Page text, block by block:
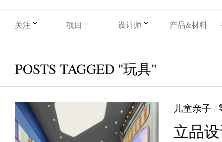
关注 项目 设计师 产品&材料
POSTS TAGGED "玩具"
儿童亲子 /
立品